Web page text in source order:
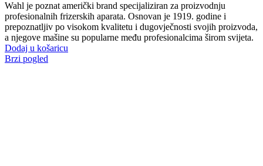
Wahl je poznat američki brand specijaliziran za proizvodnju
profesionalnih frizerskih aparata. Osnovan je 1919. godine i
prepoznatljiv po visokom kvalitetu i dugovječnosti svojih proizvoda,
a njegove mašine su popularne među profesionalcima širom svijeta.
Dodaj u košaricu
Brzi pogled